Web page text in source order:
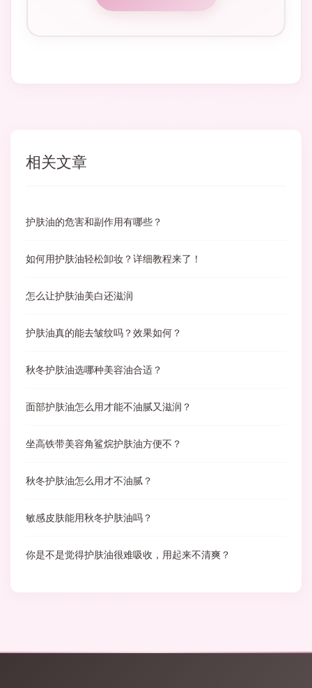
相关文章
护肤油的危害和副作用有哪些？
如何用护肤油轻松卸妆？详细教程来了！
怎么让护肤油美白还滋润
护肤油真的能去皱纹吗？效果如何？
秋冬护肤油选哪种美容油合适？
面部护肤油怎么用才能不油腻又滋润？
坐高铁带美容角鲨烷护肤油方便不？
秋冬护肤油怎么用才不油腻？
敏感皮肤能用秋冬护肤油吗？
你是不是觉得护肤油很难吸收，用起来不清爽？